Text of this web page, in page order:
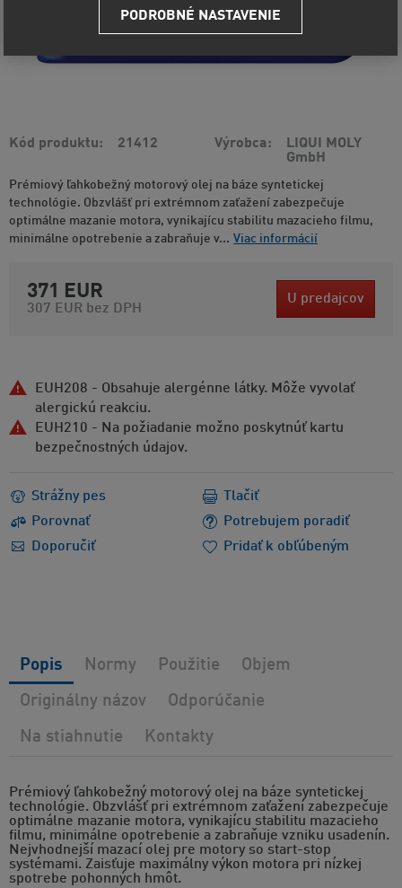
Kód produktu 21412 Výrobca
LIQUI MOLY
GmbH
Prémiový ľahkobežný motorový olej na báze syntetickej
technológie. Obzvlášť pri extrémnom zaťažení zabezpečuje
optimálne mazanie motora, vynikajícu stabilitu mazacieho filmu,
minimálne opotrebenie a zabraňuje v... Viac informácií
371 EUR
307 EUR bez DPH
U predajcov
EUH208 - Obsahuje alergénne látky. Môže vyvolať
alergickú reakciu.
EUH210 - Na požiadanie možno poskytnúť kartu
bezpečnostných údajov.
Strážny pes
Porovnať
Potrebujem poradiť
Doporučiť
Tlačiť
Pridať k obľúbeným
Prémiový ľahkobežný motorový olej na báze syntetickej
technológie. Obzvlášť pri extrémnom zaťažení zabezpečuje
optimálne mazanie motora, vynikajícu stabilitu mazacieho
filmu, minimálne opotrebenie a zabraňuje vzniku usadenín.
Nejvhodnejší mazací olej pre motory so start-stop
systémami. Zaisťuje maximálny výkon motora pri nízkej
spotrebe pohonných hmôt.
Popis Normy Použitie Objem
Originálny názov Odporúčanie
Na stiahnutie Kontakty
PODROBNÉ NASTAVENIE